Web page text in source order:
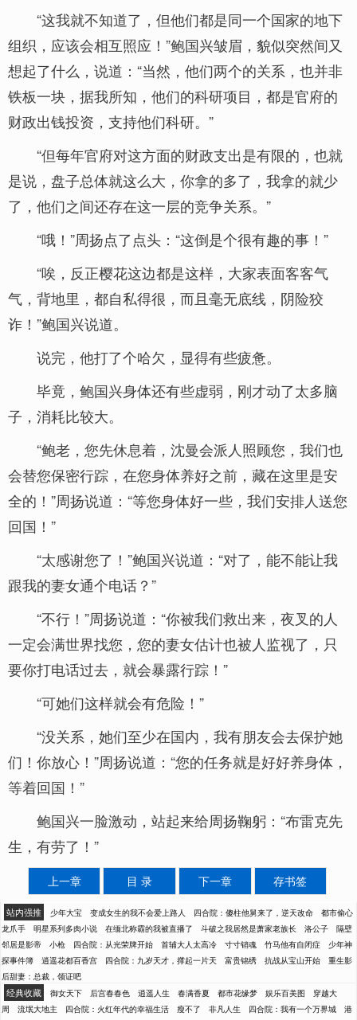
“这我就不知道了，但他们都是同一个国家的地下
组织，应该会相互照应！”鲍国兴皱眉，貌似突然间又
想起了什么，说道：“当然，他们两个的关系，也并非
铁板一块，据我所知，他们的科研项目，都是官府的
财政出钱投资，支持他们科研。”
“但每年官府对这方面的财政支出是有限的，也就
是说，盘子总体就这么大，你拿的多了，我拿的就少
了，他们之间还存在这一层的竞争关系。”
“哦！”周扬点了点头：“这倒是个很有趣的事！”
“唉，反正樱花这边都是这样，大家表面客客气
气，背地里，都自私得很，而且毫无底线，阴险狡
诈！”鲍国兴说道。
说完，他打了个哈欠，显得有些疲惫。
毕竟，鲍国兴身体还有些虚弱，刚才动了太多脑
子，消耗比较大。
“鲍老，您先休息着，沈曼会派人照顾您，我们也
会替您保密行踪，在您身体养好之前，藏在这里是安
全的！”周扬说道：“等您身体好一些，我们安排人送您
回国！”
“太感谢您了！”鲍国兴说道：“对了，能不能让我
跟我的妻女通个电话？”
“不行！”周扬说道：“你被我们救出来，夜叉的人
一定会满世界找您，您的妻女估计也被人监视了，只
要你打电话过去，就会暴露行踪！”
“可她们这样就会有危险！”
“没关系，她们至少在国内，我有朋友会去保护她
们！你放心！”周扬说道：“您的任务就是好好养身体，
等着回国！”
鲍国兴一脸激动，站起来给周扬鞠躬：“布雷克先
生，有劳了！”
上一章 目 录 下一章 存书签
站内强推 少年大宝 变成女生的我不会爱上路人 四合院：傻柱他舅来了，逆天改命
都市偷心
龙爪手
明星系列多肉小说 在缅北称霸的我被直播了 斗破之我居然是萧家老族长 洛公子
隔壁
邻居是影帝
小枪 四合院：从光荣牌开始 首辅大人太高冷 寸寸销魂 竹马他有自闭症
少年神
探事件簿
逍遥花都百香宫 四合院：九岁天才，撑起一片天 富贵锦绣 抗战从宝山开始
重生影
后甜妻：总裁，领证吧
经典收藏 御女天下 后宫春春色 逍遥人生 春满香夏 都市花缘梦 娱乐百美图
穿越大
周
流氓大地主 四合院：火红年代的幸福生活 瘦不了 非凡人生 四合院：我有一个万界城
港